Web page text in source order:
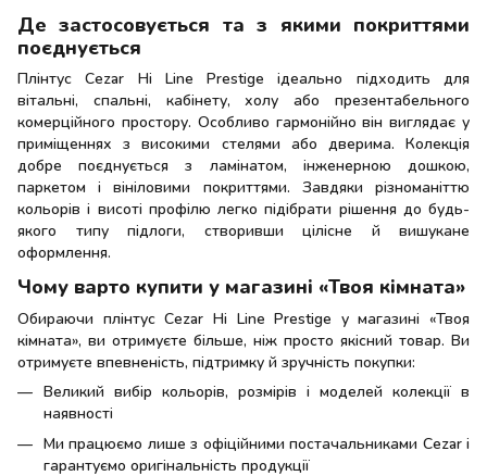
Де застосовується та з якими покриттями
поєднується
Плінтус Cezar Hi Line Prestige ідеально підходить для
вітальні, спальні, кабінету, холу або презентабельного
комерційного простору. Особливо гармонійно він виглядає у
приміщеннях з високими стелями або дверима. Колекція
добре поєднується з ламінатом, інженерною дошкою,
паркетом і вініловими покриттями. Завдяки різноманіттю
кольорів і висоті профілю легко підібрати рішення до будь-
якого типу підлоги, створивши цілісне й вишукане
оформлення.
Чому варто купити у магазині «Твоя кімната»
Обираючи плінтус Cezar Hi Line Prestige у магазині «Твоя
кімната», ви отримуєте більше, ніж просто якісний товар. Ви
отримуєте впевненість, підтримку й зручність покупки:
Великий вибір кольорів, розмірів і моделей колекції в
наявності
Ми працюємо лише з офіційними постачальниками Cezar і
гарантуємо оригінальність продукції